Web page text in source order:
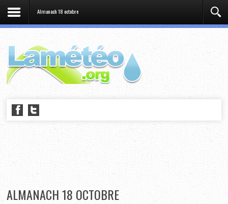
Almanach 18 octobre
ALMANACH 18 OCTOBRE